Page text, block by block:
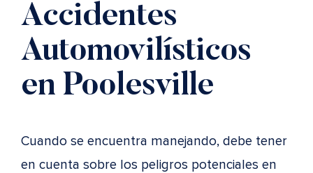
Accidentes
Automovilísticos
en Poolesville
Cuando se encuentra manejando, debe tener
en cuenta sobre los peligros potenciales en